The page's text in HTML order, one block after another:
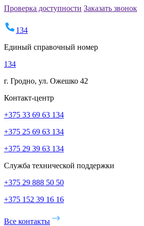
Проверка доступности Заказать звонок
134
Единый справочный номер
134
г. Гродно, ул. Ожешко 42
Контакт-центр
+375 33 69 63 134
+375 25 69 63 134
+375 29 39 63 134
Служба технической поддержки
+375 29 888 50 50
+375 152 39 16 16
Все контакты